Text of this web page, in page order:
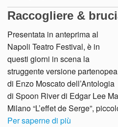
Raccogliere &
Presentata in anteprima al
Napoli Teatro Festival, è in
questi giorni in scena la
struggente versione partenopea
di Enzo Moscato dell’Antologia
di Spoon River di Edgar Lee
Milano “L’effet de Serge”,
Per saperne di più